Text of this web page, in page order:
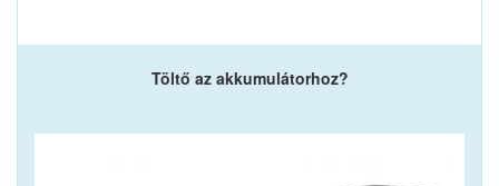
Töltő az akkumulátorhoz?